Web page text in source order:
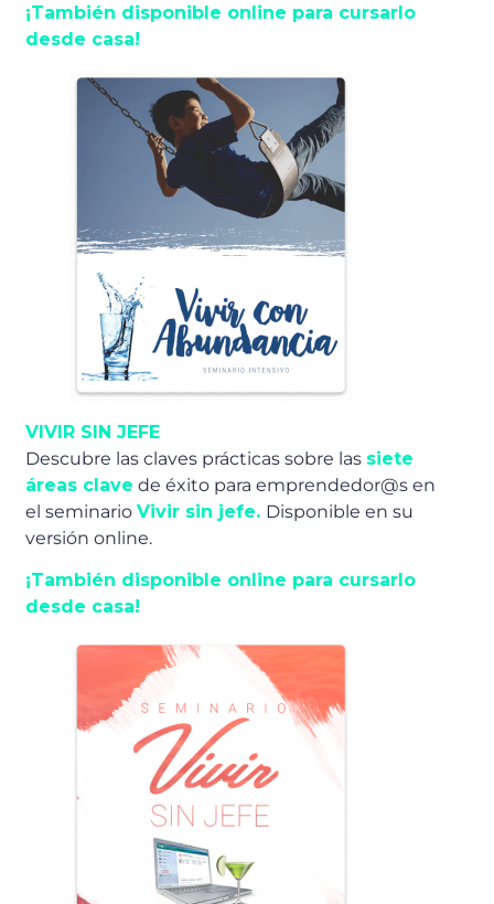
¡También disponible online para cursarlo
desde casa!
VIVIR SIN JEFE
Descubre las claves prácticas sobre las siete
áreas clave de éxito para emprendedor@s en
el seminarioVivir sin jefe. Disponible en su
versión online.
¡También disponible online para cursarlo
desde casa!